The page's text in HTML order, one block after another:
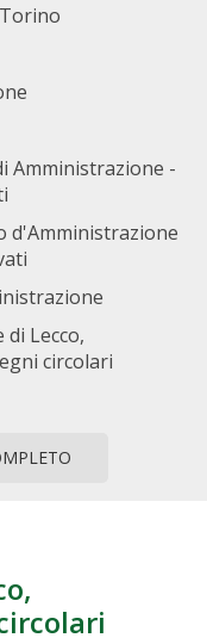
Amministrazione -
d'Amministrazione
Lecco,
circolari